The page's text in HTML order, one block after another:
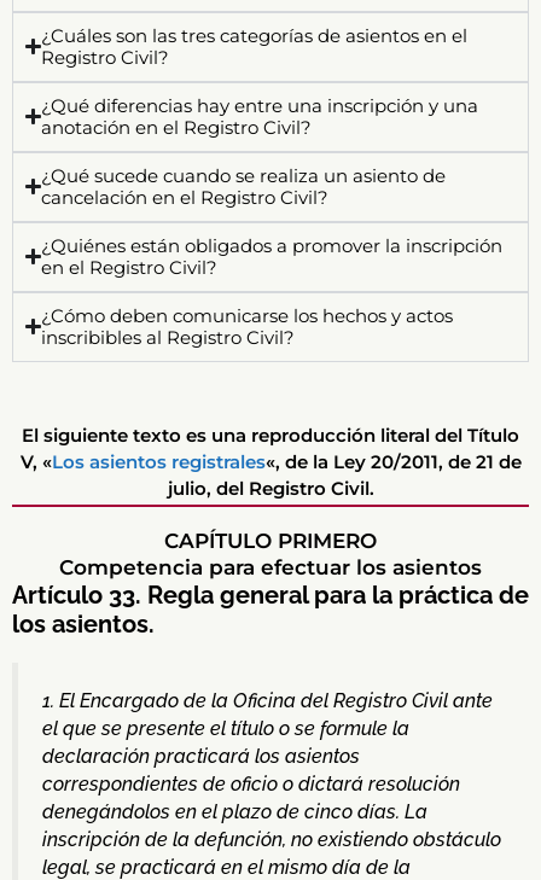
¿Cuáles son las tres categorías de asientos en el
Registro Civil?
¿Qué diferencias hay entre una inscripción y una
anotación en el Registro Civil?
¿Qué sucede cuando se realiza un asiento de
cancelación en el Registro Civil?
¿Quiénes están obligados a promover la inscripción
en el Registro Civil?
¿Cómo deben comunicarse los hechos y actos
inscribibles al Registro Civil?
El siguiente texto es una reproducción literal del Título
V, «Los asientos registrales«, de la Ley 20/2011, de 21 de
julio, del Registro Civil.
CAPÍTULO PRIMERO
Competencia para efectuar los asientos
Artículo 33. Regla general para la práctica de
los asientos.
1. El Encargado de la Oficina del Registro Civil ante
el que se presente el título o se formule la
declaración practicará los asientos
correspondientes de oficio o dictará resolución
denegándolos en el plazo de cinco días. La
inscripción de la defunción, no existiendo obstáculo
legal, se practicará en el mismo día de la